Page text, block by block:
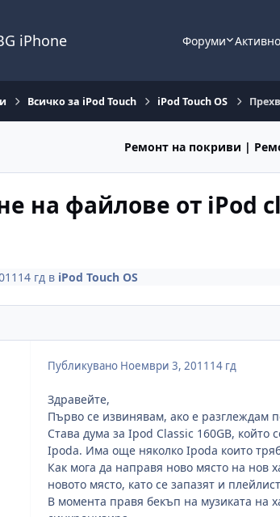
iPhone Форуми
Всичко за iPod Touch iPod Touch OS
Ремонт на покриви |
на файлове от iPod
14 гдв iPod Touch OS
Публикувано Ноември 3, 2011 14 гд
Здравейте,
Първо се извинявам, ако е разглеждам
Става дума за Ipod Classic 160GB,
Ipoda. Има още няколко Ipoda които
Как мога да направя ново място на нов
новото място, като се запазят и
В момента правя бекъп на музиката на